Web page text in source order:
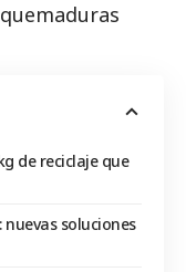
de reciclaje que
nuevas soluciones